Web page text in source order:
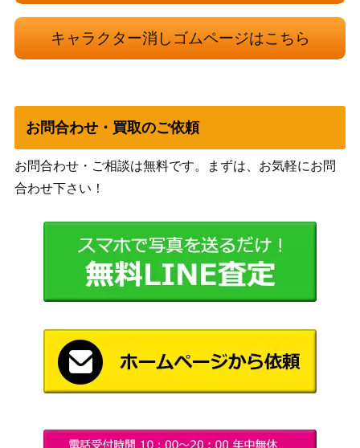
お糸ちゃん ステーショナリーロボ
サンスター
200
覆面のりダ！ 各色セット 三菱鉛筆
バンダイ
救太郎 ステーショナリーロボ
文具
キャラクター消しゴムページはこちら
お問合わせ・買取のご依頼
お問合わせ・ご相談は無料です。まずは、お気軽にお問
合わせ下さい！